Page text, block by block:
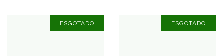
ESGOTADO ESGOTADO